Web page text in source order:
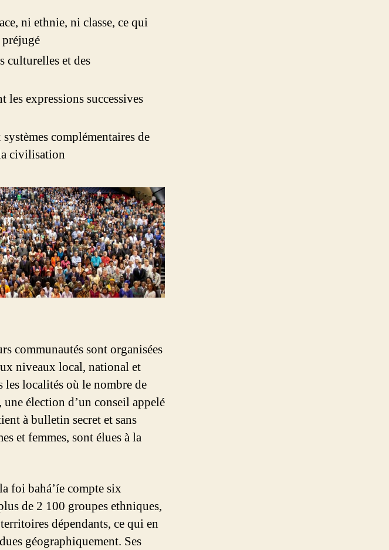
ni ethnie, ni classe, ce qui
culturelles et des
expressions successives
complémentaires de
civilisation
communautés sont organisées
niveaux local, national et
les localités où le nombre de
élection d’un conseil appelé
à bulletin secret et sans
et femmes, sont élues à la
foi bahá’íe compte six
de 2 100 groupes ethniques,
dépendants, ce qui en
géographiquement. Ses